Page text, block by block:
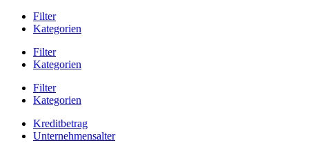
Filter
Kategorien
Filter
Kategorien
Filter
Kategorien
Kreditbetrag
Unternehmensalter